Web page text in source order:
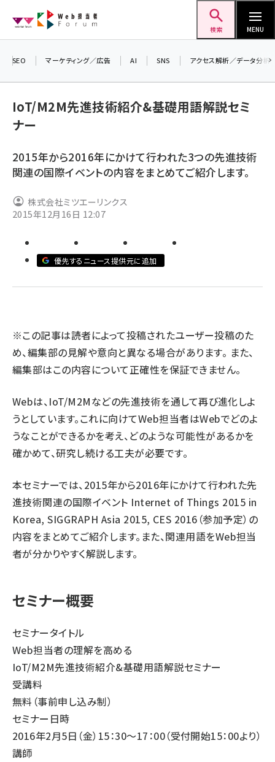
ン
検索 MENU
ai (2799)
note (2308)
z世代 (1617)
SEO マーケティング／広告 AI SNS アクセス解析／データ分析
IoT/M2M先進技術紹介&基礎用語解説セミ
ナー
2015年から2016年にかけて行われた3つの先進技術
関連の国際イベントの内容をまとめてご紹介します。
株式会社ミツエーリンクス
2015年12月16日 12:07
優先するニュース提供元に追加
※この記事は読者によって投稿されたユーザー投稿のた
め、編集部の見解や意向と異なる場合があります。 また、
編集部はこの内容について正確性を保証できません。
Webは、IoT/M2Mなどの先進技術を通して再び進化しよ
うとしています。これに向けてWeb担当者はWebでどのよ
うなことができるかを考え、どのような可能性があるかを
確かめて、研究し続ける工夫が必要です。
本セミナーでは、2015年から2016年にかけて行われた先
進技術関連の国際イベント Internet of Things 2015 in
Korea, SIGGRAPH Asia 2015, CES 2016（参加予定）の
内容をまとめてご紹介します。また、関連用語をWeb担当
者が分かりやすく解説します。
セミナー概要
セミナータイトル
Web担当者の理解を高める
IoT/M2M先進技術紹介&基礎用語解説セミナー
受講料
無料（事前申し込み制）
セミナー日時
2016年2月5日（金）15：30～17：00（受付開始15：00より）
講師